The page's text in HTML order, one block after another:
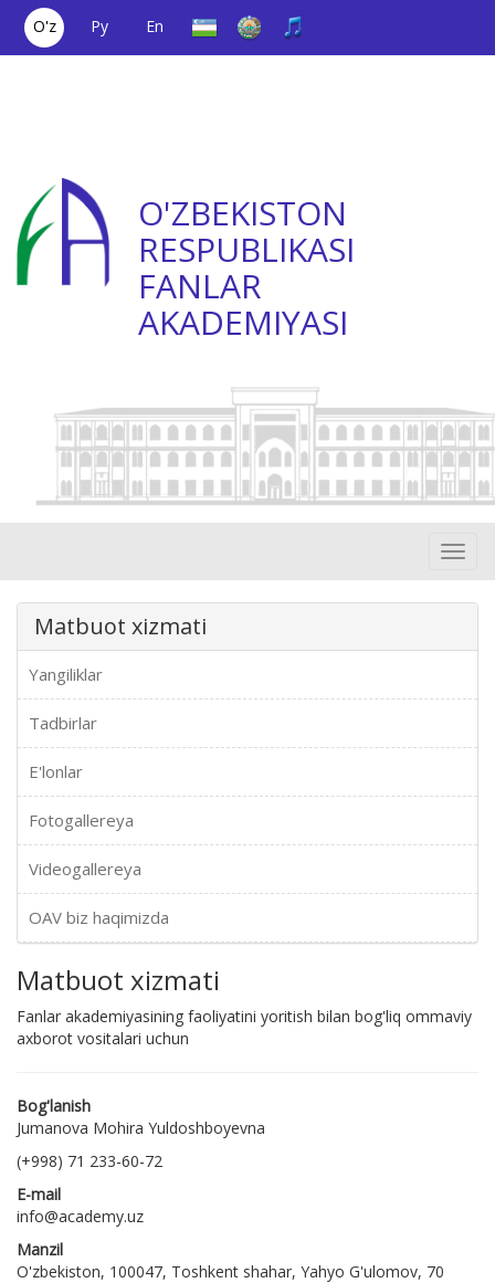
O'z Ру
En
O'ZBEKISTON
RESPUBLIKASI
FANLAR
AKADEMIYASI
Matbuot xizmati
Yangiliklar
Tadbirlar
E'lonlar
Fotogallereya
Videogallereya
OAV biz haqimizda
Matbuot xizmati
Fanlar akademiyasining faoliyatini yoritish bilan bog'liq ommaviy
axborot vositalari uchun
Bog'lanish
Jumanova Mohira Yuldoshboyevna
(+998) 71 233-60-72
E-mail
info@academy.uz
Manzil
O'zbekiston, 100047, Toshkent shahar, Yahyo G'ulomov, 70